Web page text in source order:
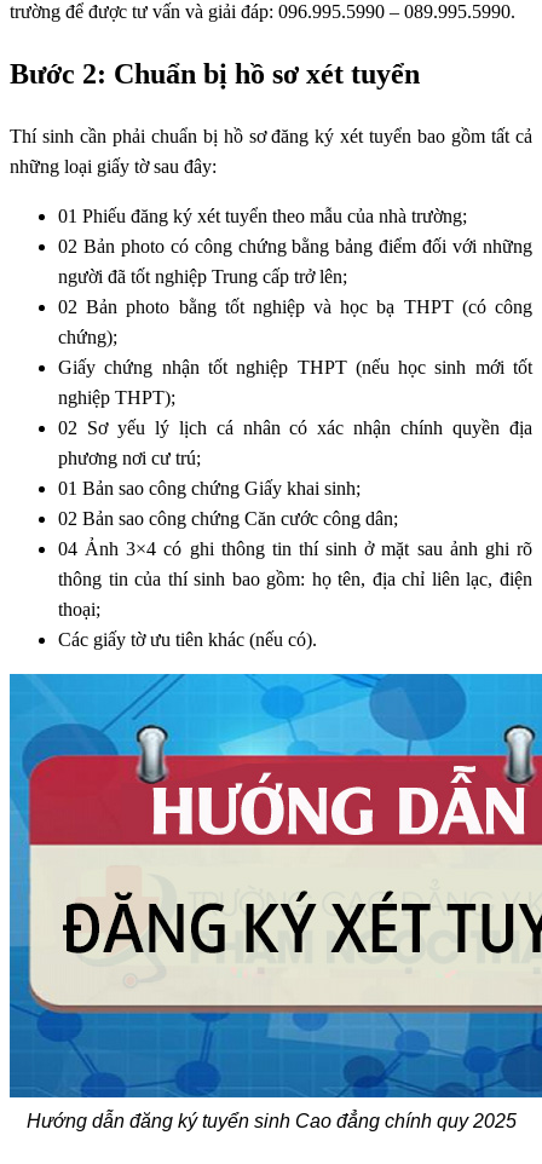
trường để được tư vấn và giải đáp: 096.995.5990 – 089.995.5990.
Bước 2: Chuẩn bị hồ sơ xét tuyển
Thí sinh cần phải chuẩn bị hồ sơ đăng ký xét tuyển bao gồm tất cả
những loại giấy tờ sau đây:
01 Phiếu đăng ký xét tuyển theo mẫu của nhà trường;
02 Bản photo có công chứng bằng bảng điểm đối với những
người đã tốt nghiệp Trung cấp trở lên;
02 Bản photo bằng tốt nghiệp và học bạ THPT (có công
chứng);
Giấy chứng nhận tốt nghiệp THPT (nếu học sinh mới tốt
nghiệp THPT);
02 Sơ yếu lý lịch cá nhân có xác nhận chính quyền địa
phương nơi cư trú;
01 Bản sao công chứng Giấy khai sinh;
02 Bản sao công chứng Căn cước công dân;
04 Ảnh 3×4 có ghi thông tin thí sinh ở mặt sau ảnh ghi rõ
thông tin của thí sinh bao gồm: họ tên, địa chỉ liên lạc, điện
thoại;
Các giấy tờ ưu tiên khác (nếu có).
Hướng dẫn đăng ký tuyển sinh Cao đẳng chính quy 2025